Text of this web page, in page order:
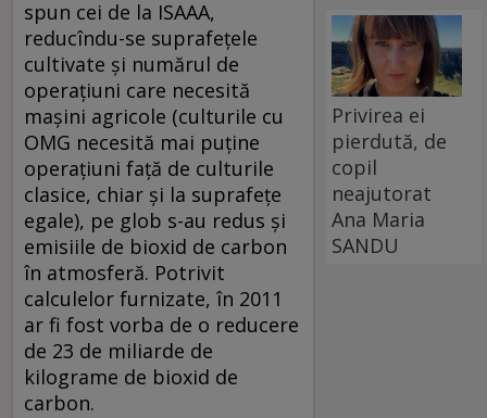
spun cei de la ISAAA,
reducîndu-se suprafeţele
cultivate şi numărul de
operaţiuni care necesită
maşini agricole (culturile cu
OMG necesită mai puţine
operaţiuni faţă de culturile
clasice, chiar şi la suprafeţe
egale), pe glob s-au redus şi
emisiile de bioxid de carbon
în atmosferă. Potrivit
calculelor furnizate, în 2011
ar fi fost vorba de o reducere
de 23 de miliarde de
kilograme de bioxid de
carbon.
Privirea ei
pierdută, de
copil
neajutorat
Ana Maria
SANDU